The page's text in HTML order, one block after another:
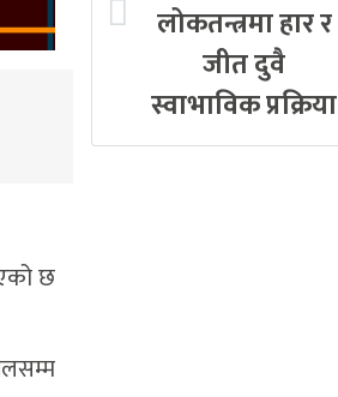
छ
लोकतन्त्रमा हार र
जीत दुवै
स्वाभाविक प्रक्रिया